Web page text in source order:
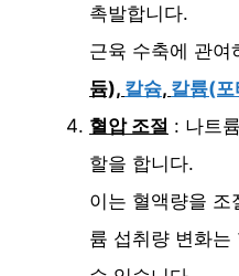
촉발합니다.
근육 수축에 관여
듐), 칼슘, 칼륨(포
혈압 조절 : 나트
할을 합니다.
이는 혈액량을 조
륨 섭취량 변화는